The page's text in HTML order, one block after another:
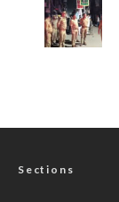
Sections